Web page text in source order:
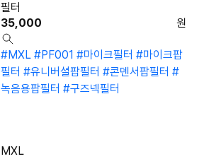
필터
35,000
원
#MXL #PF001 #마이크필터 #마이크팝
필터 #유니버셜팝필터 #콘덴서팝필터 #
녹음용팝필터 #구즈넥필터
MXL